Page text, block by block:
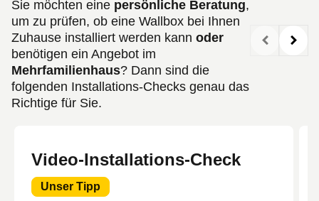
Sie möchten eine persönliche Beratung,
um zu prüfen, ob eine Wallbox bei Ihnen
Zuhause installiert werden kann oder
benötigen ein Angebot im
Mehrfamilienhaus? Dann sind die
folgenden Installations-Checks genau das
Richtige für Sie.
Video-Installations-Check
Unser Tipp